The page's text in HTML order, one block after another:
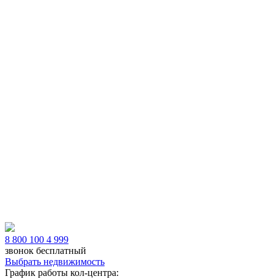
8 800 100 4 999
звонок бесплатный
Выбрать недвижимость
График работы кол-центра: